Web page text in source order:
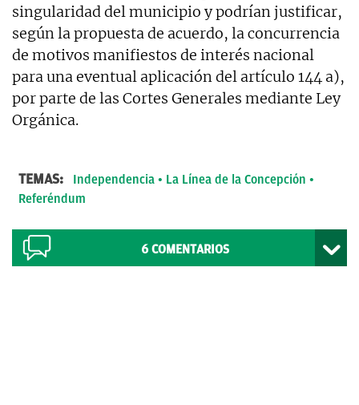
singularidad del municipio y podrían justificar,
según la propuesta de acuerdo, la concurrencia
de motivos manifiestos de interés nacional
para una eventual aplicación del artículo 144 a),
por parte de las Cortes Generales mediante Ley
Orgánica.
TEMAS: Independencia
La Línea de la Concepción
Referéndum
6 COMENTARIOS